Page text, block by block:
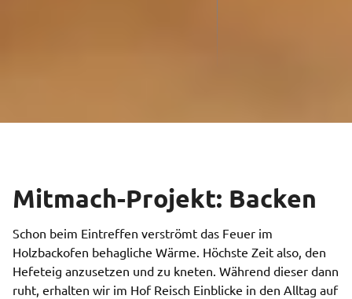
Mitmach-Projekt: Backen
Schon beim Eintreffen verströmt das Feuer im
Holzbackofen behagliche Wärme. Höchste Zeit also, den
Hefeteig anzusetzen und zu kneten. Während dieser dann
ruht, erhalten wir im Hof Reisch Einblicke in den Alltag auf